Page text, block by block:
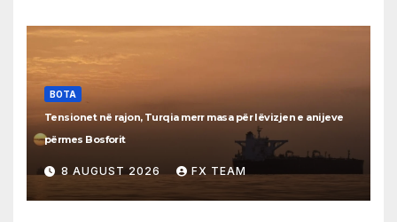
BOTA
Tensionet në rajon, Turqia merr masa për lëvizjen e anijeve
përmes Bosforit
8 AUGUST 2026 FX TEAM